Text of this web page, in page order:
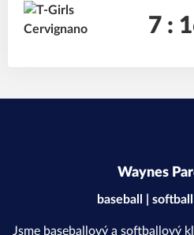
7 :
Waynes
baseball |
Jsme baseballový a softballový